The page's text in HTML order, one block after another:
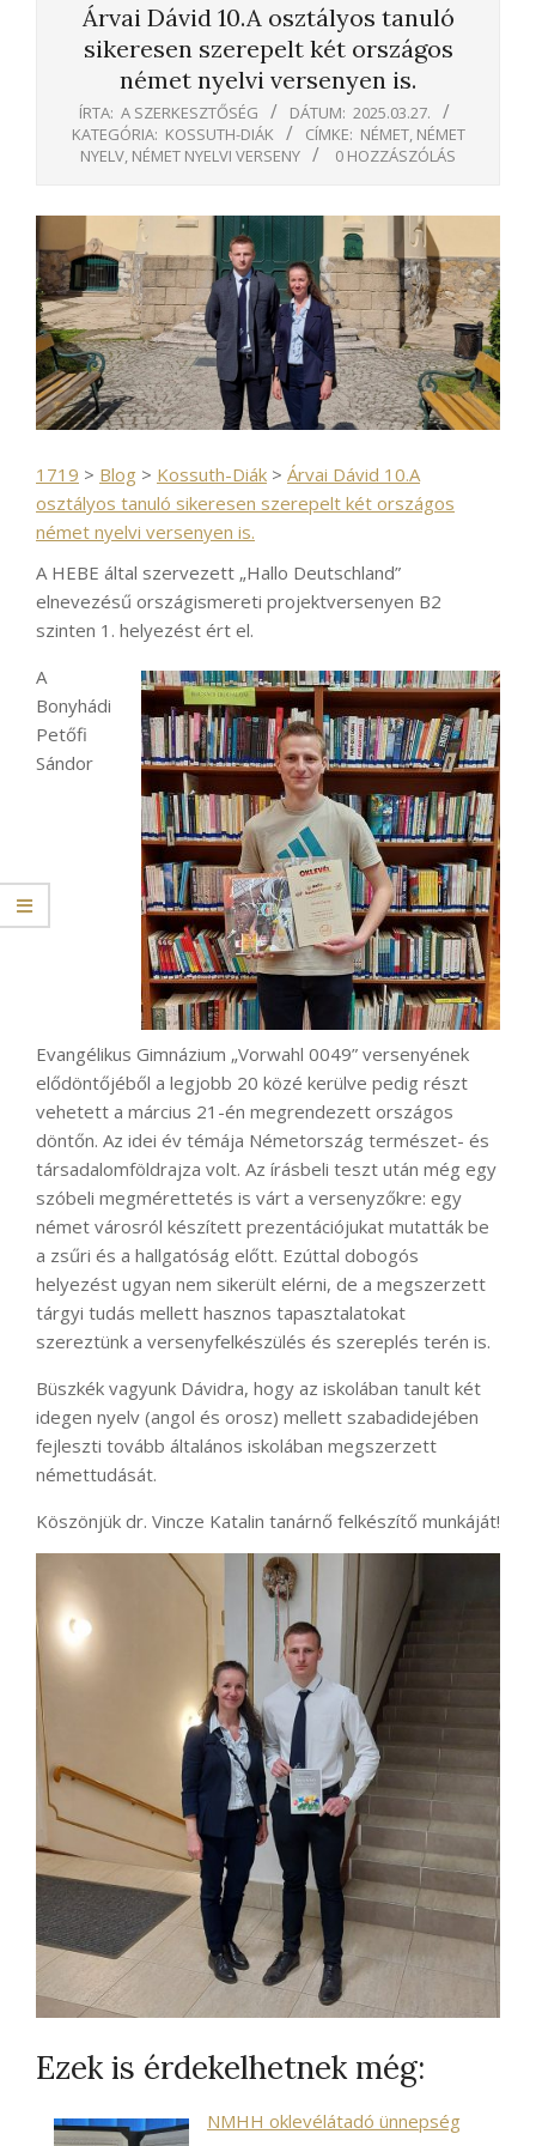
Árvai Dávid 10.A osztályos tanuló
sikeresen szerepelt két országos
német nyelvi versenyen is.
ÍRTA: A SZERKESZTŐSÉG DÁTUM: 2025.03.27.
KATEGÓRIA: KOSSUTH-DIÁK CÍMKE: NÉMET, NÉMET
NYELV, NÉMET NYELVI VERSENY 0 HOZZÁSZÓLÁS
1719 > Blog > Kossuth-Diák > Árvai Dávid 10.A
osztályos tanuló sikeresen szerepelt két országos
német nyelvi versenyen is.
A HEBE által szervezett „Hallo Deutschland”
elnevezésű országismereti projektversenyen B2
szinten 1. helyezést ért el.
A
Bonyhádi
Petőfi
Sándor
Evangélikus Gimnázium „Vorwahl 0049” versenyének
elődöntőjéből a legjobb 20 közé kerülve pedig részt
vehetett a március 21-én megrendezett országos
döntőn. Az idei év témája Németország természet- és
társadalomföldrajza volt. Az írásbeli teszt után még egy
szóbeli megmérettetés is várt a versenyzőkre: egy
német városról készített prezentációjukat mutatták be
a zsűri és a hallgatóság előtt. Ezúttal dobogós
helyezést ugyan nem sikerült elérni, de a megszerzett
tárgyi tudás mellett hasznos tapasztalatokat
szereztünk a versenyfelkészülés és szereplés terén is.
Büszkék vagyunk Dávidra, hogy az iskolában tanult két
idegen nyelv (angol és orosz) mellett szabadidejében
fejleszti tovább általános iskolában megszerzett
némettudását.
Köszönjük dr. Vincze Katalin tanárnő felkészítő munkáját!
Ezek is érdekelhetnek még:
NMHH oklevélátadó ünnepség